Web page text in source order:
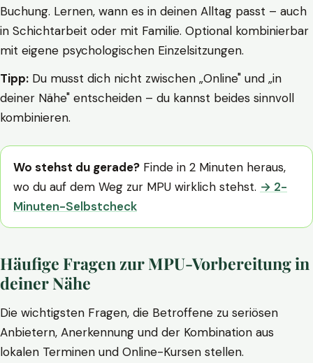
Buchung. Lernen, wann es in deinen Alltag passt – auch
in Schichtarbeit oder mit Familie. Optional kombinierbar
mit eigene psychologischen Einzelsitzungen.
Tipp: Du musst dich nicht zwischen „Online" und „in
deiner Nähe" entscheiden – du kannst beides sinnvoll
kombinieren.
Wo stehst du gerade? Finde in 2 Minuten heraus,
wo du auf dem Weg zur MPU wirklich stehst. → 2-
Minuten-Selbstcheck
Häufige Fragen zur MPU-Vorbereitung in
deiner Nähe
Die wichtigsten Fragen, die Betroffene zu seriösen
Anbietern, Anerkennung und der Kombination aus
lokalen Terminen und Online-Kursen stellen.